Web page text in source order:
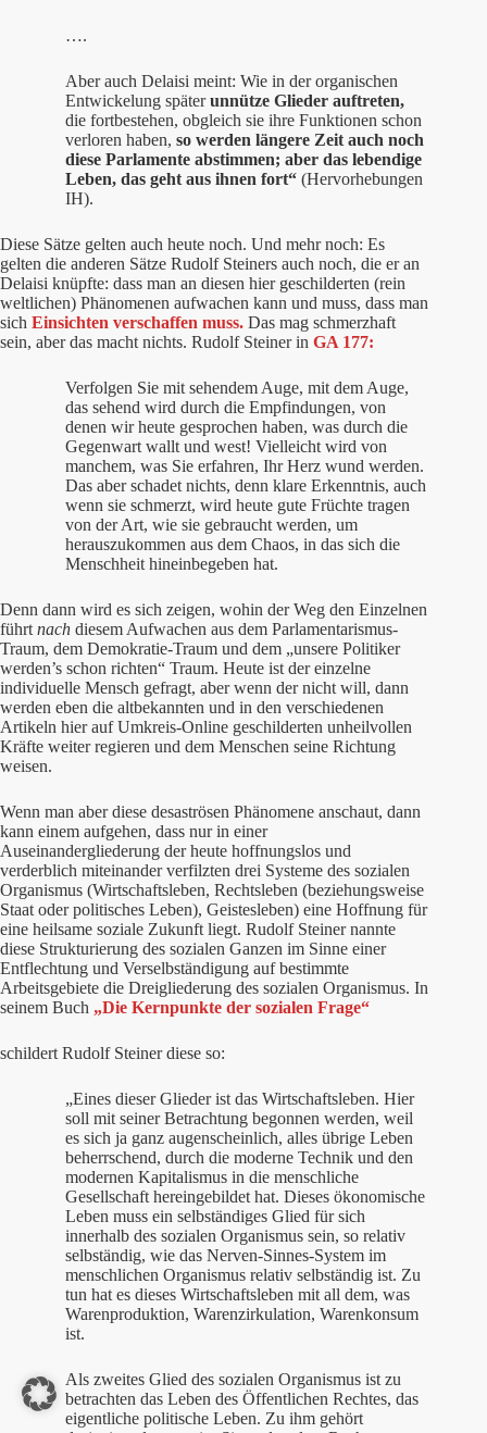
….
Aber auch Delaisi meint: Wie in der organischen
Entwickelung späterunnütze Glieder auftreten,
die fortbestehen, obgleich sie ihre Funktionen schon
verloren haben, so werden längere Zeit auch noch
diese Parlamente abstimmen; aber das lebendige
Leben, das geht aus ihnen fort“ (Hervorhebungen
IH).
Diese Sätze gelten auch heute noch. Und mehr noch: Es
gelten die anderen Sätze Rudolf Steiners auch noch, die er an
Delaisi knüpfte: dass man an diesen hier geschilderten (rein
weltlichen) Phänomenen aufwachen kann und muss, dass man
sich Einsichten verschaffen muss. Das mag schmerzhaft
sein, aber das macht nichts. Rudolf Steiner in GA 177:
Verfolgen Sie mit sehendem Auge, mit dem Auge,
das sehend wird durch die Empfindungen, von
denen wir heute gesprochen haben, was durch die
Gegenwart wallt und west! Vielleicht wird von
manchem, was Sie erfahren, Ihr Herz wund werden.
Das aber schadet nichts, denn klare Erkenntnis, auch
wenn sie schmerzt, wird heute gute Früchte tragen
von der Art, wie sie gebraucht werden, um
herauszukommen aus dem Chaos, in das sich die
Menschheit hineinbegeben hat.
Denn dann wird es sich zeigen, wohin der Weg den Einzelnen
führt nach diesem Aufwachen aus dem Parlamentarismus-
Traum, dem Demokratie-Traum und dem „unsere Politiker
werden’s schon richten“ Traum. Heute ist der einzelne
individuelle Mensch gefragt, aber wenn der nicht will, dann
werden eben die altbekannten und in den verschiedenen
Artikeln hier auf Umkreis-Online geschilderten unheilvollen
Kräfte weiter regieren und dem Menschen seine Richtung
weisen.
Wenn man aber diese desaströsen Phänomene anschaut, dann
kann einem aufgehen, dass nur in einer
Auseinandergliederung der heute hoffnungslos und
verderblich miteinander verfilzten drei Systeme des sozialen
Organismus (Wirtschaftsleben, Rechtsleben (beziehungsweise
Staat oder politisches Leben), Geistesleben) eine Hoffnung für
eine heilsame soziale Zukunft liegt. Rudolf Steiner nannte
diese Strukturierung des sozialen Ganzen im Sinne einer
Entflechtung und Verselbständigung auf bestimmte
Arbeitsgebiete die Dreigliederung des sozialen Organismus. In
seinem Buch „Die Kernpunkte der sozialen Frage“
schildert Rudolf Steiner diese so:
„Eines dieser Glieder ist das Wirtschaftsleben. Hier
soll mit seiner Betrachtung begonnen werden, weil
es sich ja ganz augenscheinlich, alles übrige Leben
beherrschend, durch die moderne Technik und den
modernen Kapitalismus in die menschliche
Gesellschaft hereingebildet hat. Dieses ökonomische
Leben muss ein selbständiges Glied für sich
innerhalb des sozialen Organismus sein, so relativ
selbständig, wie das Nerven-Sinnes-System im
menschlichen Organismus relativ selbständig ist. Zu
tun hat es dieses Wirtschaftsleben mit all dem, was
Warenproduktion, Warenzirkulation, Warenkonsum
ist.
Als zweites Glied des sozialen Organismus ist zu
betrachten das Leben des Öffentlichen Rechtes, das
eigentliche politische Leben. Zu ihm gehört